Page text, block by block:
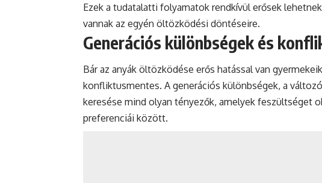
Ezek a tudatalatti folyamatok rendkívül erősek
vannak az egyén öltözködési döntéseire.
Generációs különbségek és
Bár az anyák öltözködése erős hatással van
konfliktusmentes. A generációs különbségek, a
keresése mind olyan tényezők, amelyek feszültséget
preferenciái között.